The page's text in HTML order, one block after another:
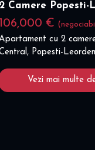
2 Camere
106,000 €
cu 2
Popesti-
Vezi mai multe